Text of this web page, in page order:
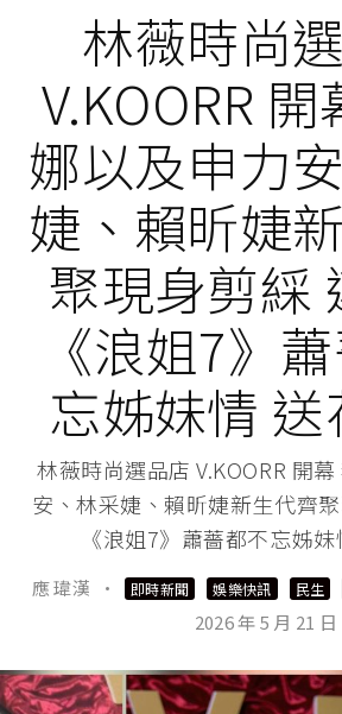
林薇時尚
V.KOORR
娜以及申力
婕、賴昕婕
聚現身剪綵
《浪姐7》
忘姊妹情 送
林薇時尚選品店 V.KOORR 開
安、林采婕、賴昕婕新生代齊
《浪姐7》蕭薔都不忘姊
應 瑋漢 · 即時新聞 娛樂快訊 民生
2026 年 5 月 21 日